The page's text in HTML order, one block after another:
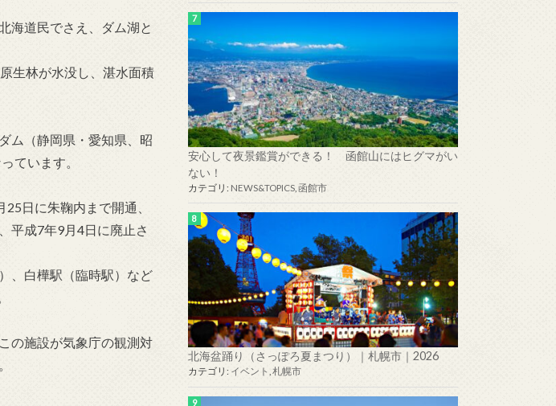
海道民でさえ、ダム湖と
生林が水没し、湛水面積
ム（静岡県・愛知県、昭
ています。
日に朱鞠内まで開通、
平成7年9月4日に廃止さ
、白樺駅（臨時駅）など
の施設が気象庁の観測対
安心して夜景鑑賞ができる！ 函館山にはヒグマがい
ない！
カテゴリ: NEWS&TOPICS 函館市
北海盆踊り（さっぽろ夏まつり）｜札幌市｜2026
カテゴリ: イベント 札幌市